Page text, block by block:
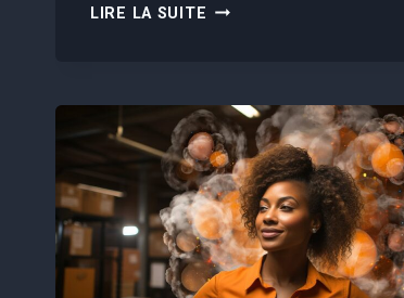
LIRE LA SUITE BOOSTEZ
10
SECRETS
DU
TRAVAIL
HYBRIDE
RÉVÉLÉS
!